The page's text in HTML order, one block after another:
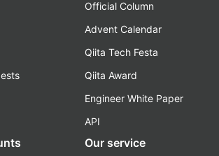
Official Column
Advent Calendar
Qiita Tech Festa
Qiita Award
Engineer White Paper
API
Our service